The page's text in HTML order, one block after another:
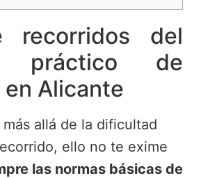
recorridos del
práctico de
Alicante
allá de la dificultad
ello no te exime
las normas básicas de